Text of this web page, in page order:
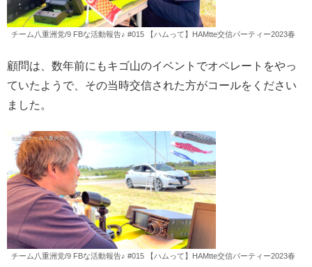
チーム八重洲党/9 FBな活動報告♪ #015 【ハムって】HAMtte交信パーティー2023春
顧問は、数年前にもキゴ山のイベントでオペレートをやっ
ていたようで、その当時交信された方がコールをください
ました。
チーム八重洲党/9 FBな活動報告♪ #015 【ハムって】HAMtte交信パーティー2023春